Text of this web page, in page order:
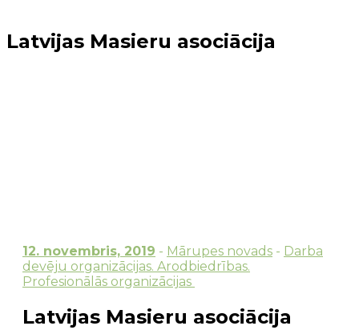
Latvijas Masieru asociācija
12. novembris, 2019 - Mārupes novads - Darba
devēju organizācijas. Arodbiedrības.
Profesionālās organizācijas
Latvijas Masieru asociācija